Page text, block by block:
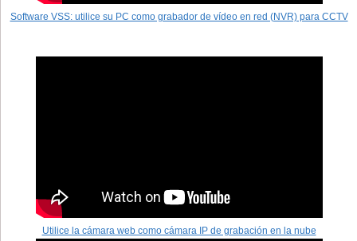
Software VSS: utilice su PC como grabador de vídeo en red (NVR) para CCTV
Utilice la cámara web como cámara IP de grabación en la nube